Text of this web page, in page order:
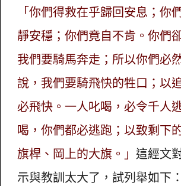
「你們得救在乎歸回安息；你
靜安穩；你們竟自不肯。你們
我們要騎馬奔走；所以你們必
說，我們要騎飛快的牲口；以
必飛快。一人叱喝，必令千人
喝，你們都必逃跑；以致剩下
旗桿、岡上的大旗。」這經文
示與教訓太大了，試列舉如下：